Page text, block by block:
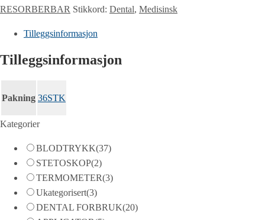
RESORBERBAR Stikkord: Dental, Medisinsk
Tilleggsinformasjon
Tilleggsinformasjon
Pakning 36STK
Kategorier
BLODTRYKK(37)
STETOSKOP(2)
TERMOMETER(3)
Ukategorisert(3)
DENTAL FORBRUK(20)